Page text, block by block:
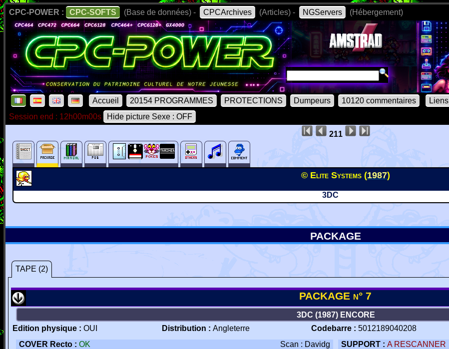
CPC-POWER : CPC-SOFTS (Base de données) - CPCArchives (Articles) - NGServers (Hébergement)
Accueil 20154 PROGRAMMES PROTECTIONS Dumpeurs 10120 commentaires Liens
Session end : 12h00m00s
Hide picture Sexe : OFF
211
© Elite Systems (1987)
3DC
PACKAGE
TAPE (2)
PACKAGE n° 7
3DC (1987) ENCORE
Edition physique : OUI Distribution : Angleterre Codebarre : 5012189040208
COVER Recto : OK Scan : Davidg SUPPORT : A RESCANNER